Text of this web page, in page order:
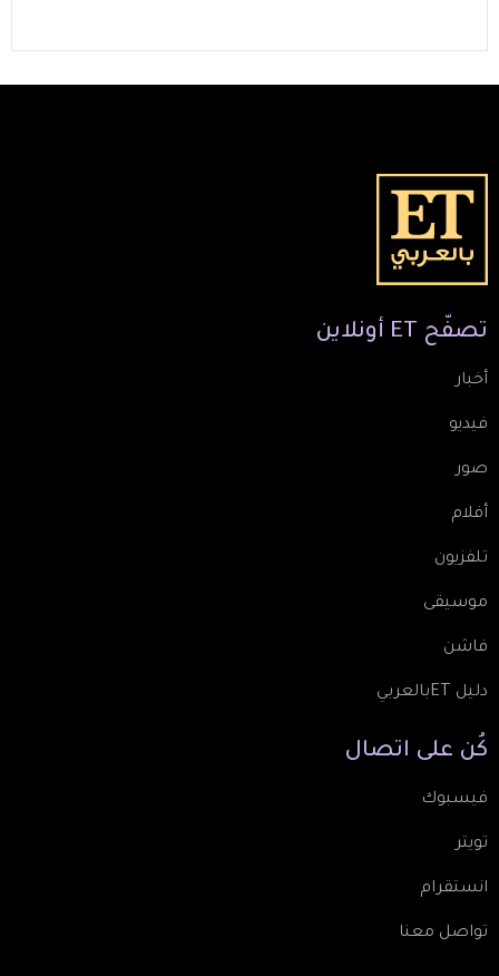
تصفّح ET أونلاين
أخبار
فيديو
صور
أفلام
تلفزيون
موسيقى
فاشن
دليل ETبالعربي
كُن على اتصال
فيسبوك
تويتر
انستقرام
تواصل معنا